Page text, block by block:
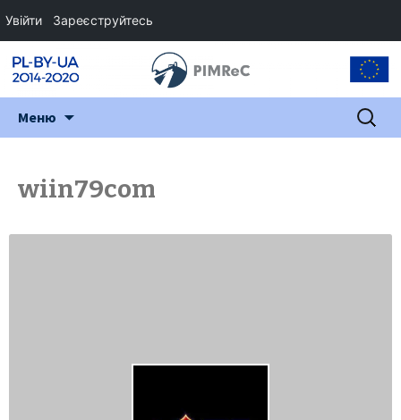
Меню Пошук:
wiin79com
Увійти Зареєструйтесь